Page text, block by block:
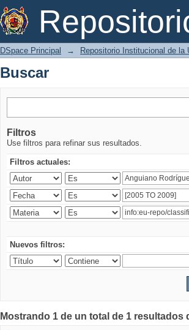
Buscar
DSpace Principal → Repositorio Institucional de la
Buscar
Filtros
Use filtros para refinar sus resultados.
Filtros actuales:
Nuevos filtros:
Mostrando 1 de un total de 1